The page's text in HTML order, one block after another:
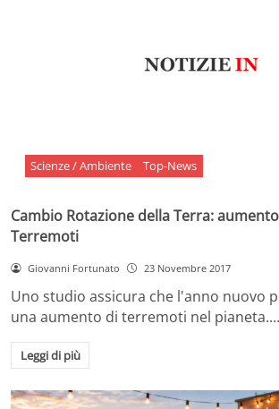
Scienze / Ambiente Top-News
Cambio Rotazione della Terra:
Terremoti
Giovanni Fortunato 23 Novembre 2017
Uno studio assicura che l'anno nuovo
una aumento di terremoti nel pianeta.…
Leggi di più